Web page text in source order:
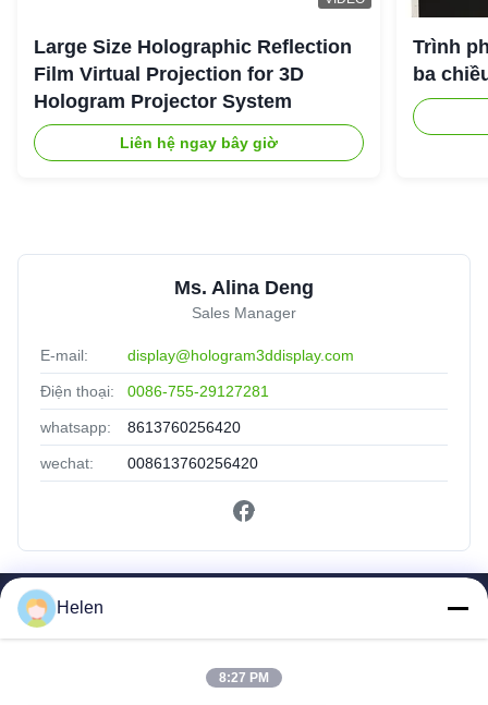
Large Size Holographic Reflection
Film Virtual Projection for 3D
Hologram Projector System
Liên hệ ngay bây giờ
Trình
ba
Ms. Alina Deng
Sales Manager
E-mail: display@hologram3ddisplay.com
Điện thoại: 0086-755-29127281
whatsapp: 8613760256420
wechat: 008613760256420
Các Sản Phẩm
Helen
8:27 PM